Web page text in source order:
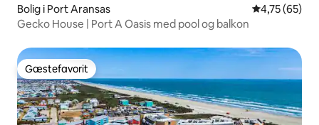
Bolig i Port Aransas 4,75 ud af 5
4,75 (65)
Gecko House | Port A Oasis med pool og balkon
Gæstefavorit
Gæstefavorit